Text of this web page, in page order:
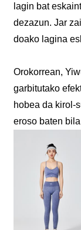
lagin bat
dezazun. Jar
doako lagina
Orokorrean,
garbitutako
hobea da kirol-
eroso baten